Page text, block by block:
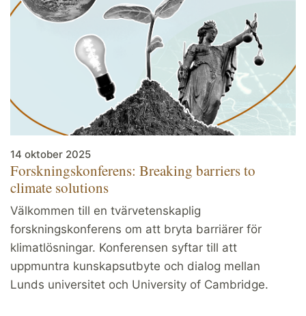
14 oktober 2025
Forskningskonferens: Breaking barriers to
climate solutions
Välkommen till en tvärvetenskaplig
forskningskonferens om att bryta barriärer för
klimatlösningar. Konferensen syftar till att
uppmuntra kunskapsutbyte och dialog mellan
Lunds universitet och University of Cambridge.